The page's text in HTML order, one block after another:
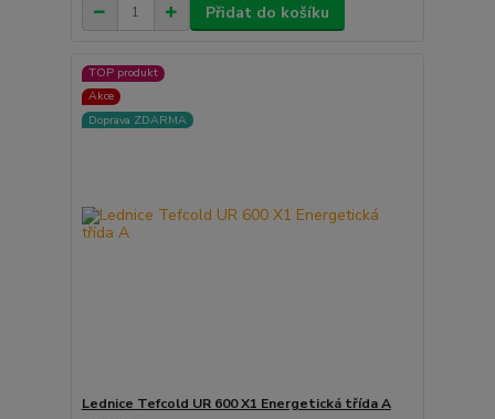
Přidat do košíku
TOP produkt
Akce
Doprava ZDARMA
Lednice Tefcold UR 600 X1 Energetická třída A